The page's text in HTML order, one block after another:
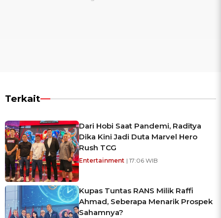
Terkait
Dari Hobi Saat Pandemi, Raditya
Dika Kini Jadi Duta Marvel Hero
Rush TCG
Entertainment | 17:06 WIB
Kupas Tuntas RANS Milik Raffi
Ahmad, Seberapa Menarik Prospek
Sahamnya?